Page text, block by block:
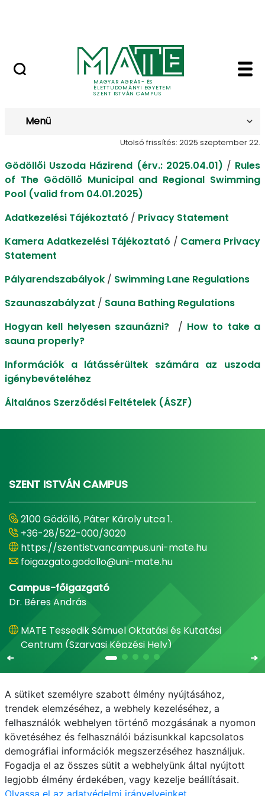
MAGYAR AGRÁR- ÉS
ÉLETTUDOMÁNYI EGYETEM
SZENT ISTVÁN CAMPUS
Házirend - Szent
Házirend
Menü
Utolsó frissítés: 2025 szeptember 22.
Gödöllői Uszoda Házirend (érv.: 2025.04.01) / Rules
of The Gödöllő Municipal and Regional Swimming
Pool (valid from 04.01.2025)
Adatkezelési Tájékoztató / Privacy Statement
Kamera Adatkezelési Tájékoztató / Camera Privacy
Statement
Pályarendszabályok / Swimming Lane Regulations
Szaunaszabályzat / Sauna Bathing Regulations
Hogyan kell helyesen szaunázni? / How to take a
sauna properly?
Információk a látássérültek számára az uszoda
igénybevételéhez
Általános Szerződési Feltételek (ÁSZF)
SZENT ISTVÁN CAMPUS
2100 Gödöllő, Páter Károly utca 1.
+36-28/522-000/3020
https://szentistvancampus.uni-mate.hu
foigazgato.godollo@uni-mate.hu
Campus-főigazgató
Dr. Béres András
MATE Tessedik Sámuel Oktatási és Kutatási
Centrum (Szarvasi Képzési Hely)
E-mail Telefonkönyv NEPTUN
E-learning
Adatvédelem
A sütiket személyre szabott élmény nyújtásához,
trendek elemzéséhez, a webhely kezeléséhez, a
felhasználók webhelyen történő mozgásának a nyomon
követéséhez és felhasználói bázisunkkal kapcsolatos
demográfiai információk megszerzéséhez használjuk.
Fogadja el az összes sütit a webhelyünk által nyújtott
legjobb élmény érdekében, vagy kezelje beállításait.
Olvassa el az adatvédelmi irányelveinket